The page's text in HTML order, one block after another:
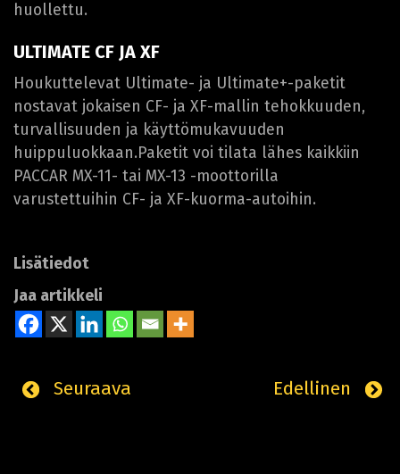
huollettu.
ULTIMATE CF JA XF
Houkuttelevat Ultimate- ja Ultimate+-paketit
nostavat jokaisen CF- ja XF-mallin tehokkuuden,
turvallisuuden ja käyttömukavuuden
huippuluokkaan.Paketit voi tilata lähes kaikkiin
PACCAR MX-11- tai MX-13 -moottorilla
varustettuihin CF- ja XF-kuorma-autoihin.
Lisätiedot
Jaa artikkeli
Edellinen
Seuraava